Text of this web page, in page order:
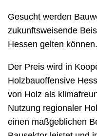
Gesucht werden
zukunftsweisende
Hessen gelten können.
Der Preis wird in
Holzbauoffensive
von Holz als
Nutzung regionaler
einen maßgeblichen